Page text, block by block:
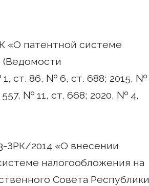
«О патентной системе
(Ведомости
ст. 86, № 6, ст. 688; 2015, №
557, № 11, ст. 668; 2020, № 4,
ЗРК/2014 «О внесении
налогообложения на
Совета Республики